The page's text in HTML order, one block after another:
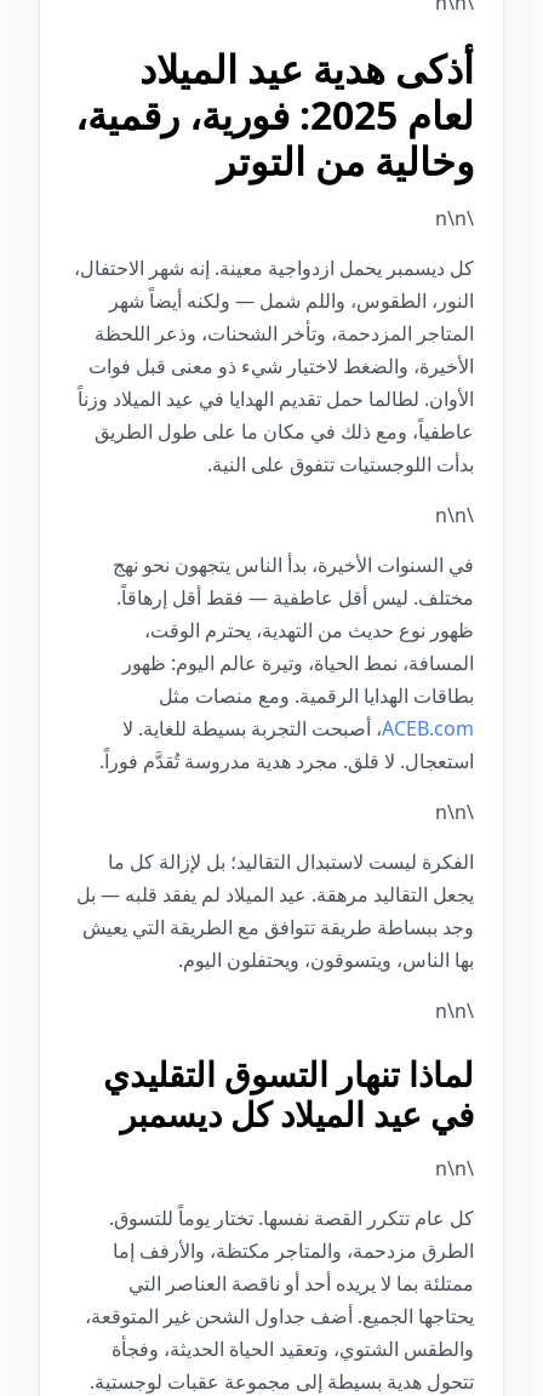
أذكى هدية عيد الميلاد
لعام 2025: فورية، رقمية،
وخالية من التوتر
كل ديسمبر يحمل ازدواجية معينة. إنه شهر الاحتفال،
النور، الطقوس، واللم شمل — ولكنه أيضاً شهر
المتاجر المزدحمة، وتأخر الشحنات، وذعر اللحظة
الأخيرة، والضغط لاختيار شيء ذو معنى قبل فوات
الأوان. لطالما حمل تقديم الهدايا في عيد الميلاد وزناً
عاطفياً، ومع ذلك في مكان ما على طول الطريق
بدأت اللوجستيات تتفوق على النية.
في السنوات الأخيرة، بدأ الناس يتجهون نحو نهج
مختلف. ليس أقل عاطفية — فقط أقل إرهاقاً.
ظهور نوع حديث من التهدية، يحترم الوقت،
المسافة، نمط الحياة، وتيرة عالم اليوم: ظهور
بطاقات الهدايا الرقمية. ومع منصات مثل
ACEB.com، أصبحت التجربة بسيطة للغاية. لا
استعجال. لا قلق. مجرد هدية مدروسة تُقدَّم فوراً.
الفكرة ليست لاستبدال التقاليد؛ بل لإزالة كل ما
يجعل التقاليد مرهقة. عيد الميلاد لم يفقد قلبه — بل
وجد ببساطة طريقة تتوافق مع الطريقة التي يعيش
بها الناس، ويتسوقون، ويحتفلون اليوم.
لماذا تنهار التسوق التقليدي
في عيد الميلاد كل ديسمبر
كل عام تتكرر القصة نفسها. تختار يوماً للتسوق.
الطرق مزدحمة، والمتاجر مكتظة، والأرفف إما
ممتلئة بما لا يريده أحد أو ناقصة العناصر التي
يحتاجها الجميع. أضف جداول الشحن غير المتوقعة،
والطقس الشتوي، وتعقيد الحياة الحديثة، وفجأة
تتحول هدية بسيطة إلى مجموعة عقبات لوجستية.